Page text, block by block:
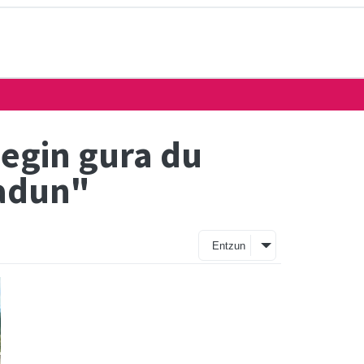
gura du
Entzun